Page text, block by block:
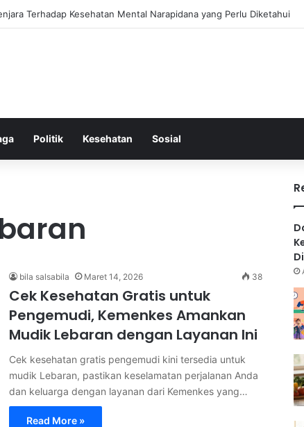
untuk Memastikan Aktivitas Fisik Anda Tetap Konsisten
Politik Kesehatan Sosial
bila salsabila Maret 14, 2026 38
Cek Kesehatan Gratis untuk
Pengemudi, Kemenkes Amankan
Mudik Lebaran dengan Layanan Ini
Cek kesehatan gratis pengemudi kini tersedia untuk
mudik Lebaran, pastikan keselamatan perjalanan Anda
dan keluarga dengan layanan dari Kemenkes yang…
Read More »